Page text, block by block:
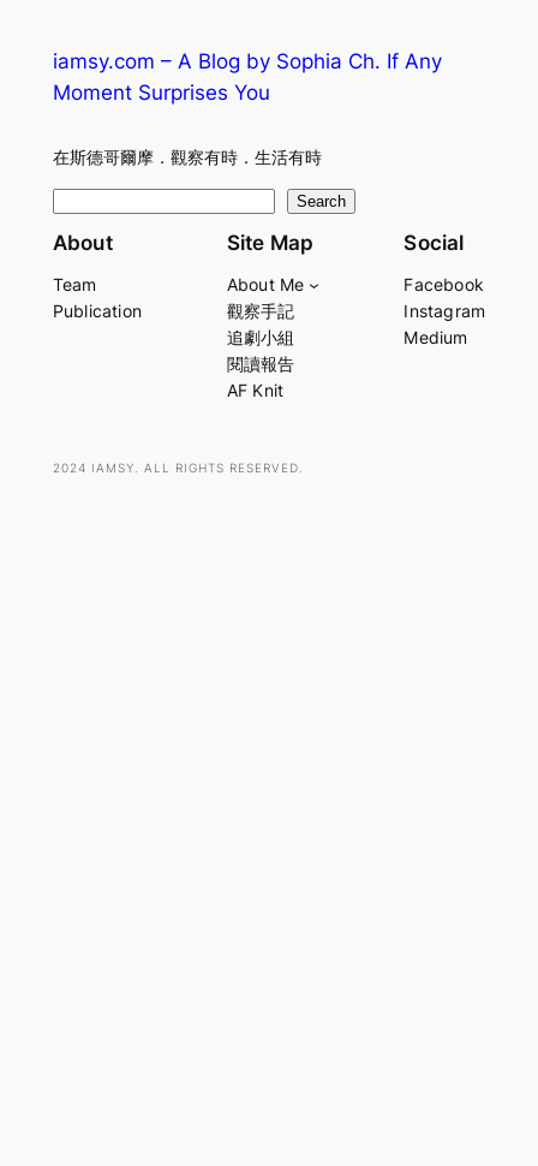
iamsy.com – A Blog by Sophia Ch. If Any
Moment Surprises You
在斯德哥爾摩．觀察有時．生活有時
e
r
Search
About
Team
Publication
Site Map
About Me
觀察手記
追劇小組
閱讀報告
AF Knit
Social
Facebook
Instagram
Medium
2024 IAMSY. ALL RIGHTS RESERVED.